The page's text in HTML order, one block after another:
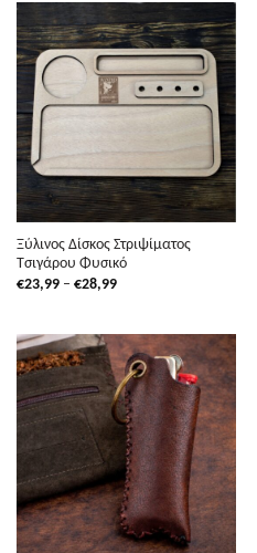
Ξύλινος Δίσκος Στριψίματος
Τσιγάρου Φυσικό
€23,99 – €28,99Price
€28,99